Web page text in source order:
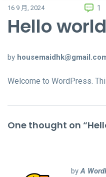
16 9 月, 2024 1
Hello
by
Welcome to WordPress.
One thought on “
byA